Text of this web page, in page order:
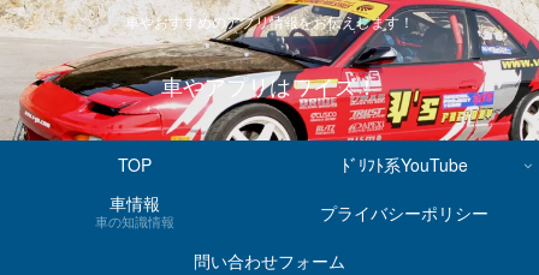
車やおすすめのアプリ情報をお伝えします！
車やアプリはワイズ！
TOP
ﾄﾞﾘﾌﾄ系YouTube
車情報
車の知識情報
プライバシーポリシー
問い合わせフォーム